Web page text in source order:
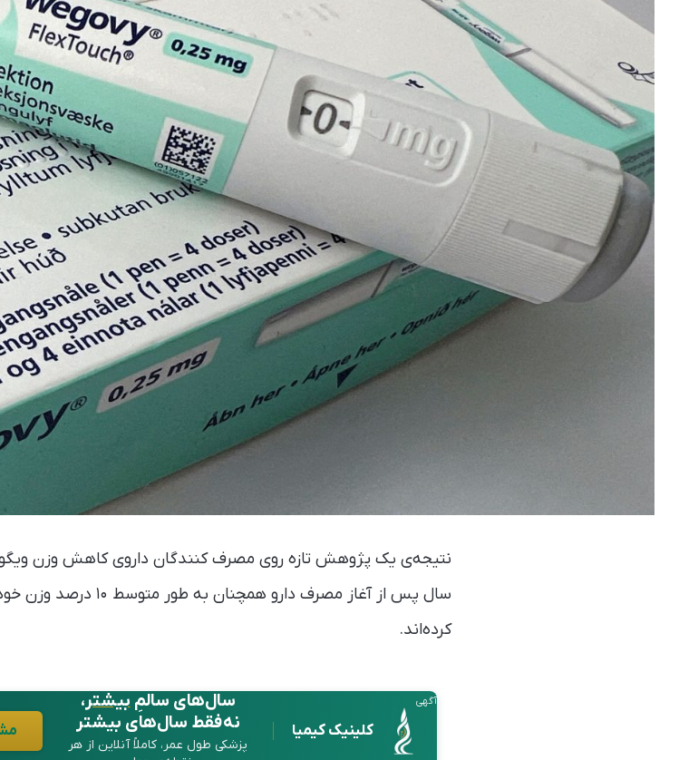
سال پس از آغاز مصرف دارو
کرده‌اند.
آگهی
کلینیک کیمیا
سال‌های سالمِبیشتر،
نه فقط سال‌های بیشتر
پزشکی طول عمر، کاملاً آنلاین از هر
مشاورهٔ ۱۵